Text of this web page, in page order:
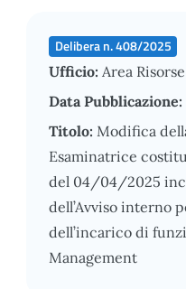
Delibera n. 408/2025
Ufficio: Area
Data Pubblicazione:
Titolo: Modifica
Esaminatrice
del 04/04/2025
dell’Avviso interno
dell’incarico di
Management